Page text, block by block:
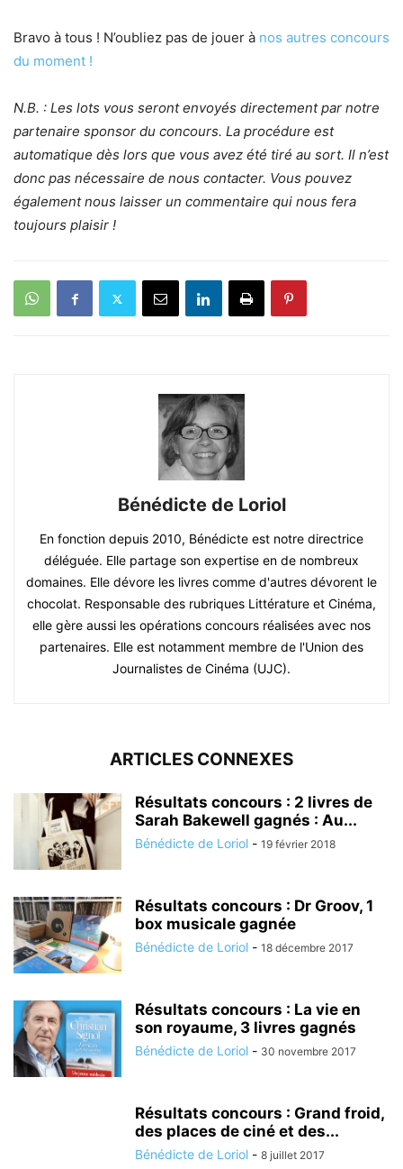
Bravo à tous ! N’oubliez pas de jouer à nos autres concours
du moment !
N.B. : Les lots vous seront envoyés directement par notre
partenaire sponsor du concours. La procédure est
automatique dès lors que vous avez été tiré au sort. Il n’est
donc pas nécessaire de nous contacter. Vous pouvez
également nous laisser un commentaire qui nous fera
toujours plaisir !
Bénédicte de Loriol
En fonction depuis 2010, Bénédicte est notre directrice
déléguée. Elle partage son expertise en de nombreux
domaines. Elle dévore les livres comme d'autres dévorent le
chocolat. Responsable des rubriques Littérature et Cinéma,
elle gère aussi les opérations concours réalisées avec nos
partenaires. Elle est notamment membre de l'Union des
Journalistes de Cinéma (UJC).
ARTICLES CONNEXES
Résultats concours : 2 livres de
Sarah Bakewell gagnés : Au...
Bénédicte de Loriol - 19 février 2018
Résultats concours : Dr Groov, 1
box musicale gagnée
Bénédicte de Loriol - 18 décembre 2017
Résultats concours : La vie en
son royaume, 3 livres gagnés
Bénédicte de Loriol - 30 novembre 2017
Résultats concours : Grand froid,
des places de ciné et des...
Bénédicte de Loriol - 8 juillet 2017